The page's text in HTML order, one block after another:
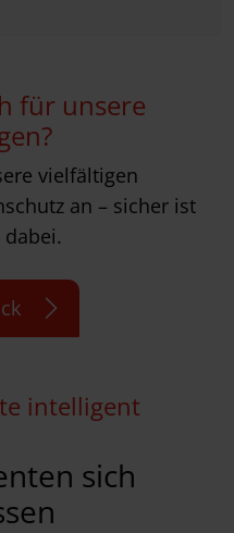
für unsere
vielfältigen
an – sicher ist
intelligent
sich